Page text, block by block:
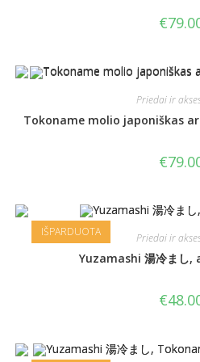
€
Priedai ir
Tokoname molio japoniškas
€
IŠPARDUOTA Priedai ir
Yuzamashi 湯冷まし
€